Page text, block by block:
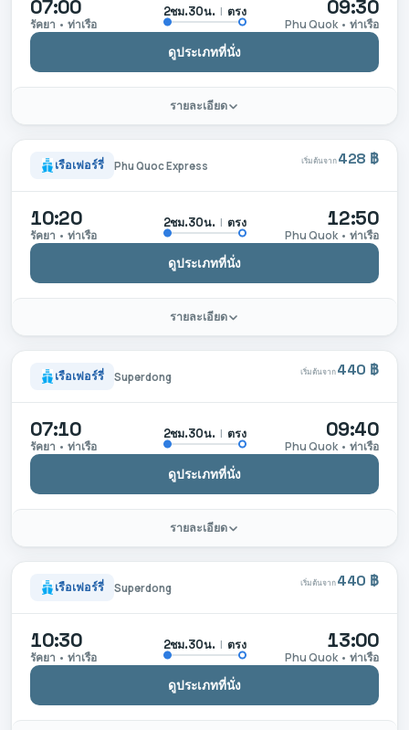
07:00
รัคยา • ท่าเรือ
2ชม.30น. | ตรง 09:30
Phu Quok • ท่าเรือ
ดูประเภทที่นั่ง
รายละเอียด
เรือเฟอร์รี่ Phu Quoc Express เริ่มต้นจาก428 ฿
10:20
รัคยา • ท่าเรือ
2ชม.30น. | ตรง 12:50
Phu Quok • ท่าเรือ
ดูประเภทที่นั่ง
รายละเอียด
เรือเฟอร์รี่ Superdong เริ่มต้นจาก440 ฿
07:10
รัคยา • ท่าเรือ
2ชม.30น. | ตรง 09:40
Phu Quok • ท่าเรือ
ดูประเภทที่นั่ง
รายละเอียด
เรือเฟอร์รี่ Superdong เริ่มต้นจาก440 ฿
10:30
รัคยา • ท่าเรือ
2ชม.30น. | ตรง 13:00
Phu Quok • ท่าเรือ
ดูประเภทที่นั่ง